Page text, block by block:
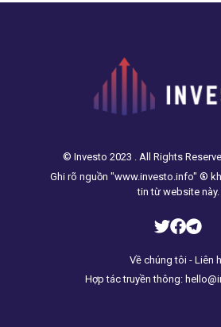
© Investo 2023 . All Rights
Ghi rõ nguồn "www.investo.info" ®
tin từ website này.
Về chúng tôi - Liên
Hợp tác truyền thông: